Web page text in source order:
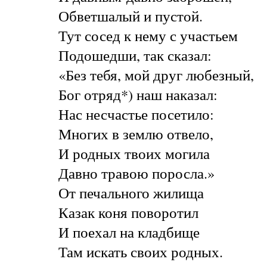
Обветшалый и пустой.
Тут сосед к нему с участьем
Подошедши, так сказал:
«Без тебя, мой друг любезный,
Бог отряд*) наш наказал:
Нас несчастье посетило:
Многих в землю отвело,
И родных твоих могила
Давно травою поросла.»
От печального жилища
Казак коня поворотил
И поехал на кладбище
Там искать своих родных.